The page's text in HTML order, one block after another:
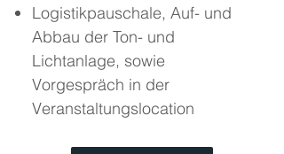
Logistikpauschale, Auf- und
Abbau der Ton- und
Lichtanlage, sowie
Vorgespräch in der
Veranstaltungslocation